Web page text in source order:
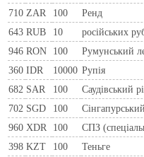
710 ZAR 100 Ренд
643 RUB 10 російських
946 RON 100 Румунський
360 IDR 10000 Рупія
682 SAR 100 Саудівський
702 SGD 100
960 XDR 100 СПЗ
398 KZT 100 Теньге